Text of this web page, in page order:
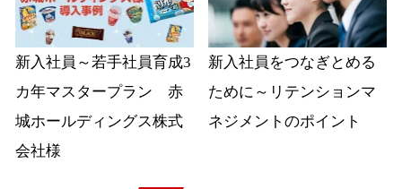
新入社員～若手社員育成3
カ年マスタープラン 赤
城ホールディングス株式
会社様
新入社員をつなぎとめる
ために～リテンションマ
ネジメントのポイント